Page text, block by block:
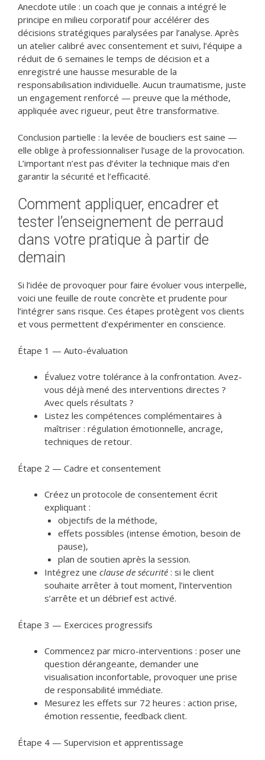
Anecdote utile : un coach que je connais a intégré le
principe en milieu corporatif pour accélérer des
décisions stratégiques paralysées par l’analyse. Après
un atelier calibré avec consentement et suivi, l’équipe a
réduit de 6 semaines le temps de décision et a
enregistré une hausse mesurable de la
responsabilisation individuelle. Aucun traumatisme, juste
un engagement renforcé — preuve que la méthode,
appliquée avec rigueur, peut être transformative.
Conclusion partielle : la levée de boucliers est saine —
elle oblige à professionnaliser l’usage de la provocation.
L’important n’est pas d’éviter la technique mais d’en
garantir la sécurité et l’efficacité.
Comment appliquer, encadrer et
tester l’enseignement de perraud
dans votre pratique à partir de
demain
Si l’idée de provoquer pour faire évoluer vous interpelle,
voici une feuille de route concrète et prudente pour
l’intégrer sans risque. Ces étapes protègent vos clients
et vous permettent d’expérimenter en conscience.
Étape 1 — Auto-évaluation
Évaluez votre tolérance à la confrontation. Avez-
vous déjà mené des interventions directes ?
Avec quels résultats ?
Listez les compétences complémentaires à
maîtriser : régulation émotionnelle, ancrage,
techniques de retour.
Étape 2 — Cadre et consentement
Créez un protocole de consentement écrit
expliquant :
objectifs de la méthode,
effets possibles (intense émotion, besoin de
pause),
plan de soutien après la session.
Intégrez une clause de sécurité : si le client
souhaite arrêter à tout moment, l’intervention
s’arrête et un débrief est activé.
Étape 3 — Exercices progressifs
Commencez par micro-interventions : poser une
question dérangeante, demander une
visualisation inconfortable, provoquer une prise
de responsabilité immédiate.
Mesurez les effets sur 72 heures : action prise,
émotion ressentie, feedback client.
Étape 4 — Supervision et apprentissage